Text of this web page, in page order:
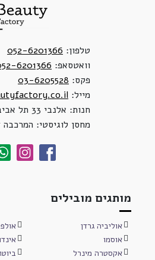
טלפון: 052-6201366
וואטסאפ: 6201366
פקס: 03-6205528
מייל:
חנות: אלנבי 33 תל אביב
מחסן לוגיסטי: המרכבה 17 חולון
מותגים מובילים
אוליביה גרדן
אוסמו
אקסטרה מינרל